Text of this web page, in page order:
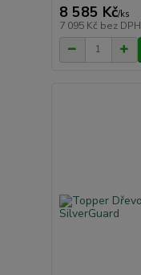
8 585 Kč/ks
7 095 Kč bez DPH